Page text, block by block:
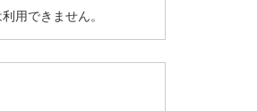
用できません。